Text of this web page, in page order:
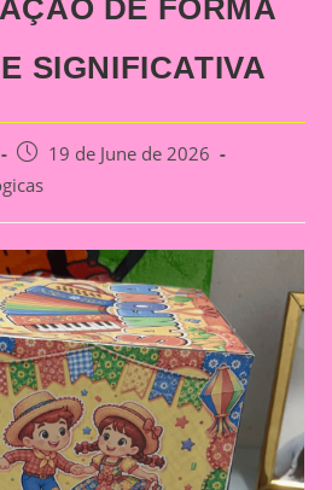
DE FORMA
SIGNIFICATIVA
Post
published:
19 de June de 2026